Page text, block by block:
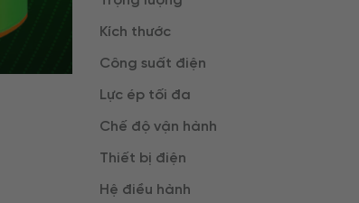
Kích thước
Công suất điện
Lực ép tối đa
Chế độ vận hành
Thiết bị điện
Hệ điều hành